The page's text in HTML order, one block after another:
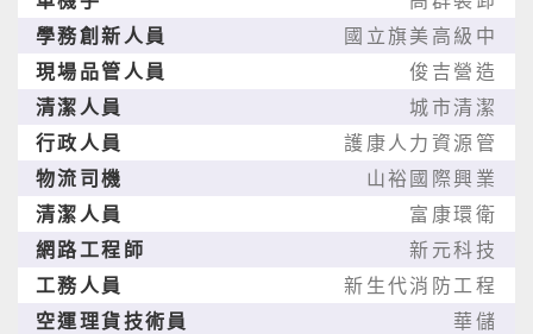
學務創新人員
國立旗美高級中
現場品管人員
俊吉營造
清潔人員
城市清潔
行政人員
護康人力資源管
物流司機
山裕國際興業
清潔人員
富康環衛
網路工程師
新元科技
工務人員
新生代消防工程
空運理貨技術員
華儲